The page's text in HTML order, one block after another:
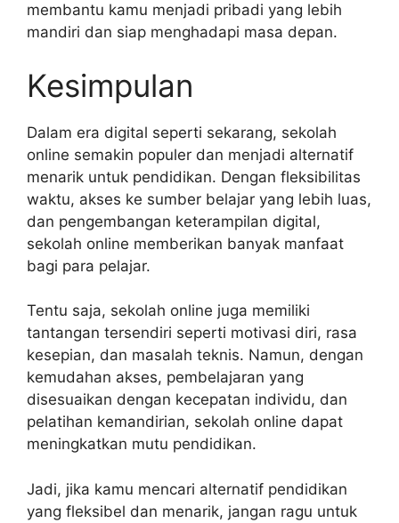
membantu kamu menjadi pribadi yang lebih
mandiri dan siap menghadapi masa depan.
Kesimpulan
Dalam era digital seperti sekarang, sekolah
online semakin populer dan menjadi alternatif
menarik untuk pendidikan. Dengan fleksibilitas
waktu, akses ke sumber belajar yang lebih luas,
dan pengembangan keterampilan digital,
sekolah online memberikan banyak manfaat
bagi para pelajar.
Tentu saja, sekolah online juga memiliki
tantangan tersendiri seperti motivasi diri, rasa
kesepian, dan masalah teknis. Namun, dengan
kemudahan akses, pembelajaran yang
disesuaikan dengan kecepatan individu, dan
pelatihan kemandirian, sekolah online dapat
meningkatkan mutu pendidikan.
Jadi, jika kamu mencari alternatif pendidikan
yang fleksibel dan menarik, jangan ragu untuk